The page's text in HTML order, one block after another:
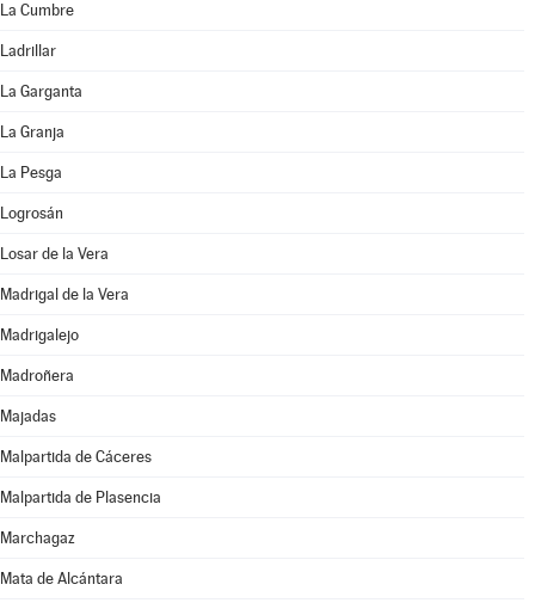
La Cumbre
Ladrillar
La Garganta
La Granja
La Pesga
Logrosán
Losar de la Vera
Madrigal de la Vera
Madrigalejo
Madroñera
Majadas
Malpartida de Cáceres
Malpartida de Plasencia
Marchagaz
Mata de Alcántara